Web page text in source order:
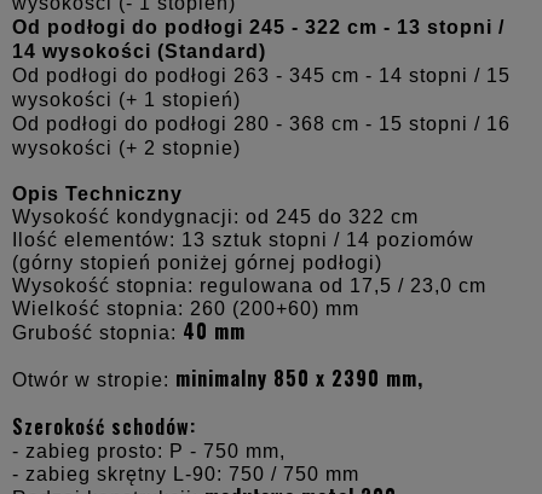
Od podłogi do podłogi 245 - 322 cm - 13 stopni /
14 wysokości (Standard)
Od podłogi do podłogi 263 - 345 cm - 14 stopni / 15
wysokości (+ 1 stopień)
Od podłogi do podłogi 280 - 368 cm - 15 stopni / 16
wysokości (+ 2 stopnie)
Opis Techniczny
Wysokość kondygnacji: od 245 do 322 cm
Ilość elementów: 13 sztuk stopni / 14 poziomów
(górny stopień poniżej górnej podłogi)
Wysokość stopnia: regulowana od 17,5 / 23,0 cm
Wielkość stopnia: 260 (200+60) mm
Grubość stopnia: 40 mm
Otwór w stropie: minimalny 850 x 2390 mm,
Szerokość schodów:
- zabieg prosto: P - 750 mm,
- zabieg skrętny L-90: 750 / 750 mm